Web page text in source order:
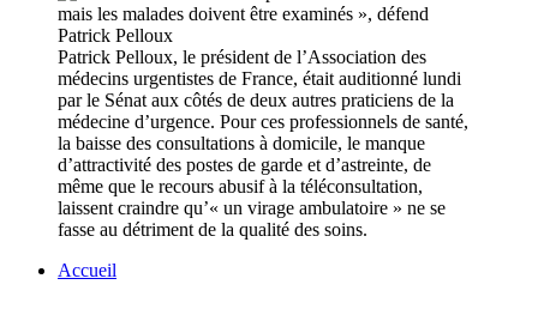
Patrick Pelloux, le président de l’Association des
médecins urgentistes de France, était auditionné lundi
par le Sénat aux côtés de deux autres praticiens de la
médecine d’urgence. Pour ces professionnels de santé,
la baisse des consultations à domicile, le manque
d’attractivité des postes de garde et d’astreinte, de
même que le recours abusif à la téléconsultation,
laissent craindre qu’« un virage ambulatoire » ne se
fasse au détriment de la qualité des soins.
Accueil